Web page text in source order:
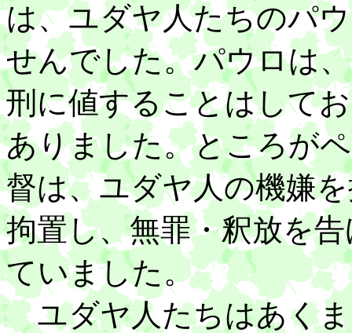
は、ユダヤ人たちのパ
せんでした。パウロは
刑に値することはして
ありました。ところが
督は、ユダヤ人の機嫌
拘置し、無罪・釈放を
ていました。
ユダヤ人たちはあくま